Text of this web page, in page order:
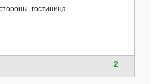
гостиница
2